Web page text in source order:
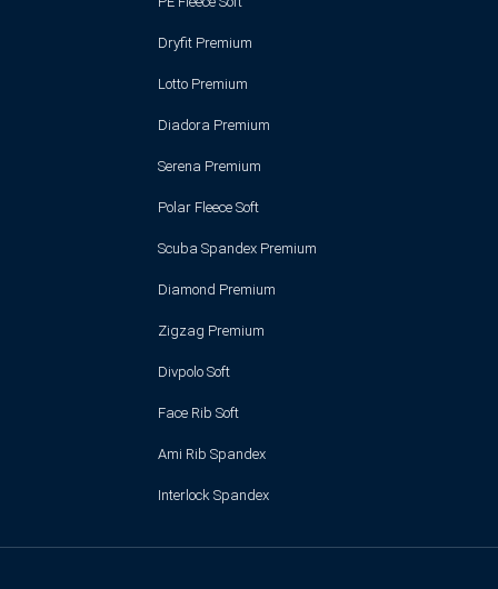
Dryfit Premium
Lotto Premium
Diadora Premium
Serena Premium
Polar Fleece Soft
Scuba Spandex Premium
Diamond Premium
Zigzag Premium
Divpolo Soft
Face Rib Soft
Ami Rib Spandex
Interlock Spandex